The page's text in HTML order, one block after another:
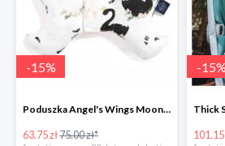
-15%
Poduszka Angel's Wings Moonlight Swan Powder Pink La Millou -15%
63.75 zł75.00 zł*
-15%
101.15